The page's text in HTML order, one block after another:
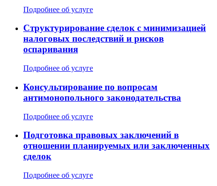
Подробнее об услуге
Структурирование сделок с минимизацией
налоговых последствий и рисков
оспаривания
Подробнее об услуге
Консультирование по вопросам
антимонопольного законодательства
Подробнее об услуге
Подготовка правовых заключений в
отношении планируемых или заключенных
сделок
Подробнее об услуге